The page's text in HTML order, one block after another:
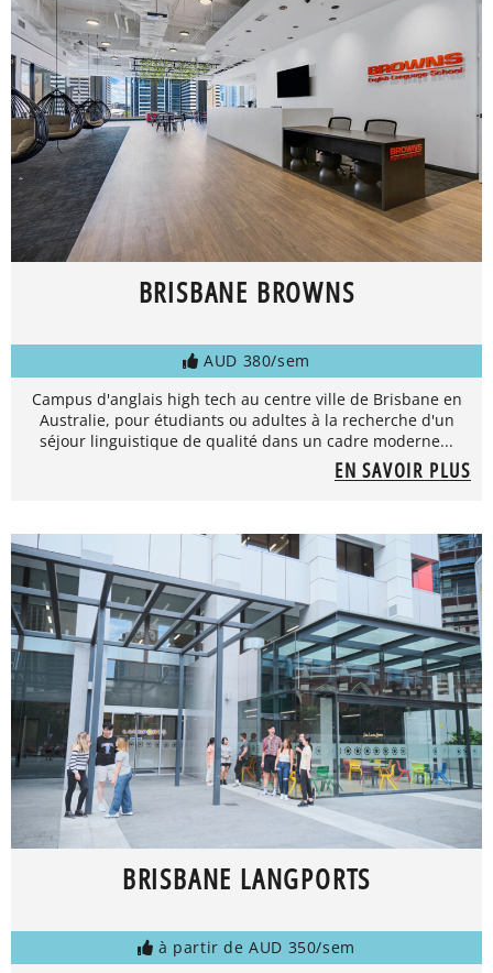
BRISBANE BROWNS
AUD 380/sem
Campus d'anglais high tech au centre ville de Brisbane en
Australie, pour étudiants ou adultes à la recherche d'un
séjour linguistique de qualité dans un cadre moderne...
EN SAVOIR PLUS
BRISBANE LANGPORTS
à partir de AUD 350/sem